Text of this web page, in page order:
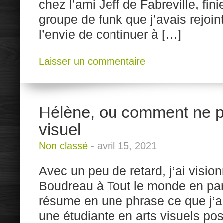
chez l’ami Jeff de Fabreville,
groupe de funk que j’avais
l’envie de continuer à […]
Laisser un commentaire
Hélène, ou comment ne
visuel
Non classé - avril 15, 2021
Avec un peu de retard, j’ai
Boudreau à Tout le monde en
résume en une phrase ce que
une étudiante en arts visuels